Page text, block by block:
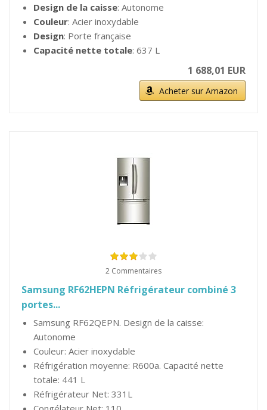
Design de la caisse: Autonome
Couleur: Acier inoxydable
Design: Porte française
Capacité nette totale: 637 L
1 688,01 EUR
Acheter sur Amazon
2 Commentaires
Samsung RF62HEPN Réfrigérateur combiné 3
portes...
Samsung RF62QEPN. Design de la caisse:
Autonome
Couleur: Acier inoxydable
Réfrigération moyenne: R600a. Capacité nette
totale: 441 L
Réfrigérateur Net: 331L